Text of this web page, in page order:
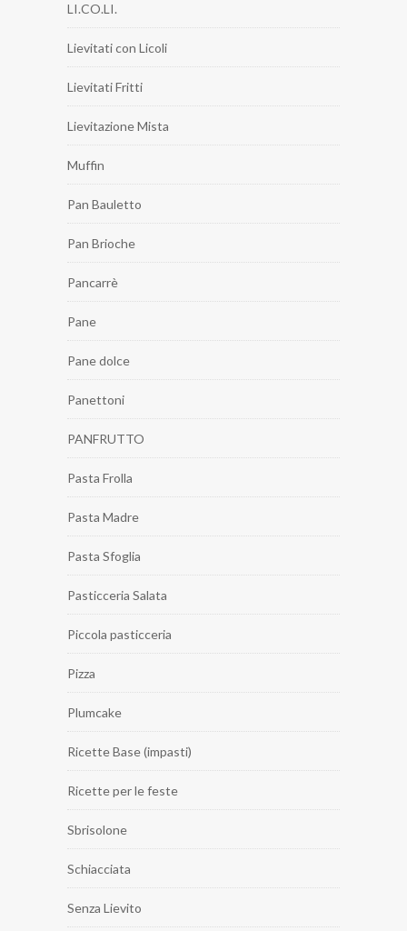
LI.CO.LI.
Lievitati con Licoli
Lievitati Fritti
Lievitazione Mista
Muffin
Pan Bauletto
Pan Brioche
Pancarrè
Pane
Pane dolce
Panettoni
PANFRUTTO
Pasta Frolla
Pasta Madre
Pasta Sfoglia
Pasticceria Salata
Piccola pasticceria
Pizza
Plumcake
Ricette Base (impasti)
Ricette per le feste
Sbrisolone
Schiacciata
Senza Lievito